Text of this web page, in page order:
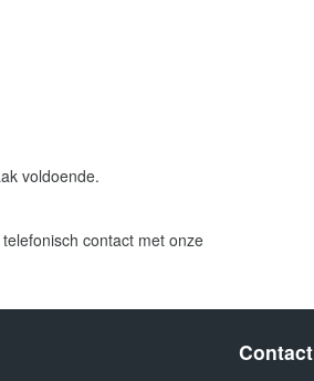
voldoende.
contact met onze
Contact